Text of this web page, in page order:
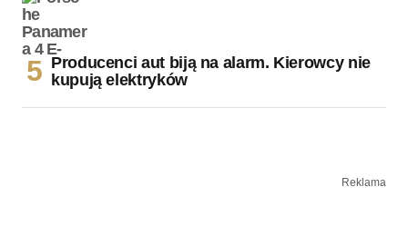
Producenci aut biją na alarm. Kierowcy nie
kupują elektryków
Reklama